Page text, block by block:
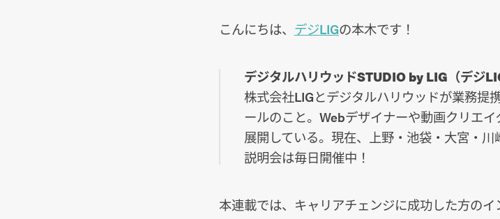
こんにちは、 デジLIGの本木です！
デジタルハリウッドSTUDIO by LIG（デジ
株式会社LIGとデジタルハリウッドが業務提
ールのこと。Webデザイナーや動画クリエ
展開している。現在、上野・池袋・大宮・
説明会は毎日開催中！
本連載では、キャリアチェンジに成功した方の